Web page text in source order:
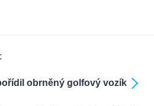
obrněný golfový vozík